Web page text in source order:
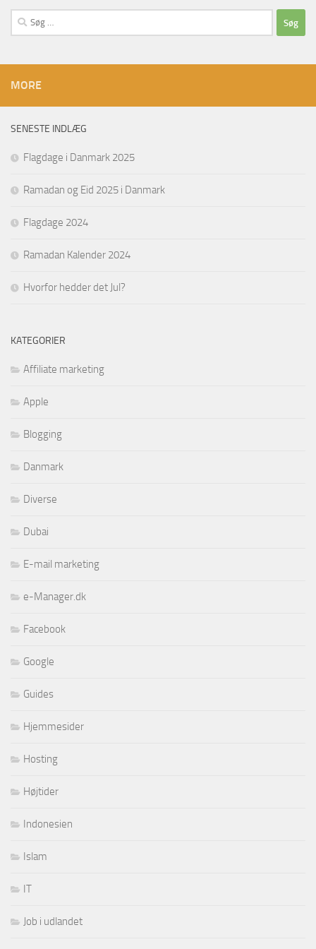
Søg
efter:
MORE
SENESTE INDLÆG
Flagdage i Danmark 2025
Ramadan og Eid 2025 i Danmark
Flagdage 2024
Ramadan Kalender 2024
Hvorfor hedder det Jul?
KATEGORIER
Affiliate marketing
Apple
Blogging
Danmark
Diverse
Dubai
E-mail marketing
e-Manager.dk
Facebook
Google
Guides
Hjemmesider
Hosting
Højtider
Indonesien
Islam
IT
Job i udlandet